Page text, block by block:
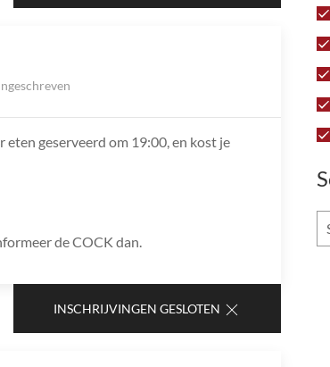
geserveerd om 19:00, en kost je
de COCK dan.
INSCHRIJVINGEN GESLOTEN